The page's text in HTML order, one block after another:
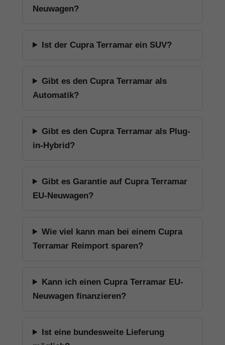
Neuwagen?
Ist der Cupra Terramar ein SUV?
Gibt es den Cupra Terramar als
Automatik?
Gibt es den Cupra Terramar als Plug-
in-Hybrid?
Gibt es Garantie auf Cupra Terramar
EU-Neuwagen?
Wie viel kann man bei einem Cupra
Terramar Reimport sparen?
Kann ich einen Cupra Terramar EU-
Neuwagen finanzieren?
Ist eine bundesweite Lieferung